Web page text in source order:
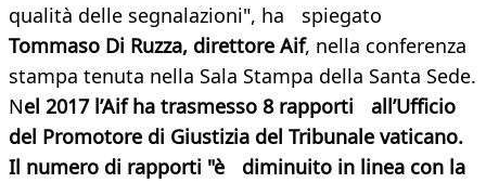
qualità delle segnalazioni", ha spiegato
Tommaso Di Ruzza, direttore Aif, nella conferenza
stampa tenuta nella Sala Stampa della Santa Sede.
Nel 2017 l’Aif ha trasmesso 8 rapporti all’Ufficio
del Promotore di Giustizia del Tribunale vaticano.
Il numero di rapporti "è diminuito in linea con la